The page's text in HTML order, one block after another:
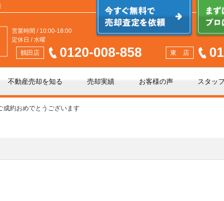
営業時間 / 10:00-18:00
定休日 / 水曜
鶴田店 0120-008-858 東 店
不動産売却を知る
不動産売却時の諸費用
売却実績 お客様の声 スタッ
約おめでとうございます